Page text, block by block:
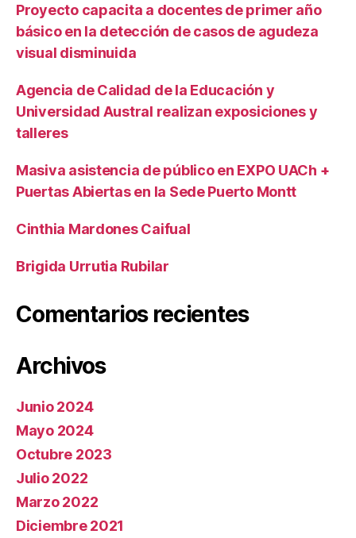
Proyecto capacita a docentes de primer año
básico en la detección de casos de agudeza
visual disminuida
Agencia de Calidad de la Educación y
Universidad Austral realizan exposiciones y
talleres
Masiva asistencia de público en EXPO UACh +
Puertas Abiertas en la Sede Puerto Montt
Cinthia Mardones Caifual
Brigida Urrutia Rubilar
Comentarios recientes
Archivos
Junio 2024
Mayo 2024
Octubre 2023
Julio 2022
Marzo 2022
Diciembre 2021